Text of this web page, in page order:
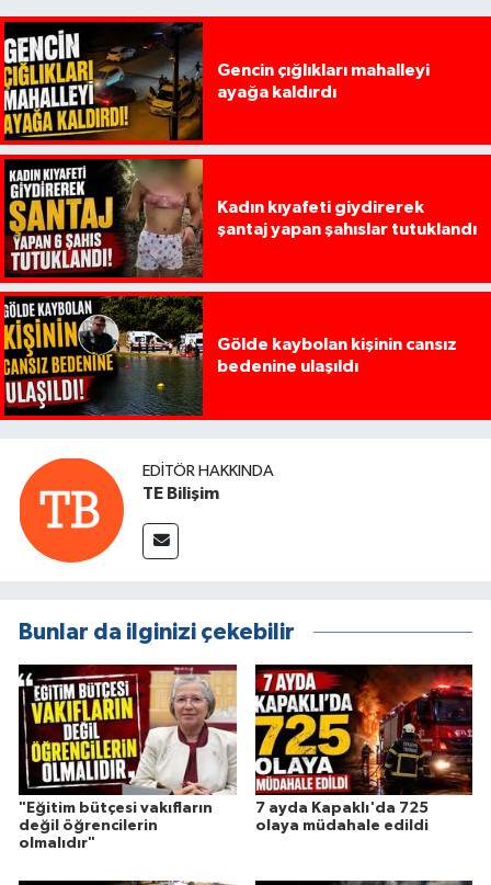
Gencin çığlıkları mahalleyi
ayağa kaldırdı
Kadın kıyafeti giydirerek
şantaj yapan şahıslar tutuklandı
Gölde kaybolan kişinin cansız
bedenine ulaşıldı
EDITÖR HAKKINDA
TE Bilişim
Bunlar da ilginizi çekebilir
"Eğitim bütçesi vakıfların
değil öğrencilerin
olmalıdır"
7 ayda Kapaklı'da 725
olaya müdahale edildi